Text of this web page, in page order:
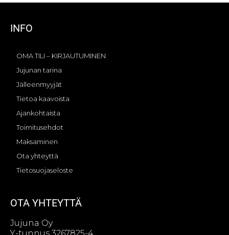
INFO
OMA TILI – KIRJAUTUMINEN
Jujunan tarina
Jälleenmyyjät
Tietoa kaavoista
Ajankohtaista
Toimitusehdot
Maksaminen
Ota yhteyttä
Tietosuojaseloste
OTA YHTEYTTÄ
Jujuna Oy